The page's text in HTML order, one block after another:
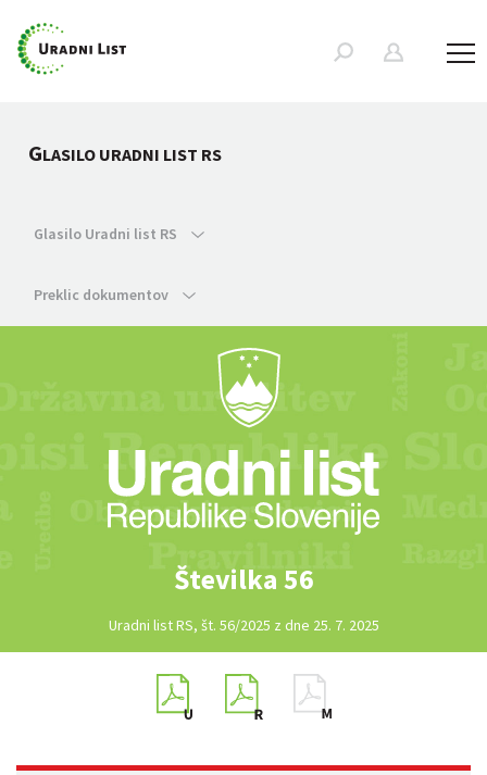
GLASILO URADNI LIST RS
Glasilo Uradni list RS
Preklic dokumentov
Številka 56
Uradni list RS, št. 56/2025 z dne 25. 7. 2025